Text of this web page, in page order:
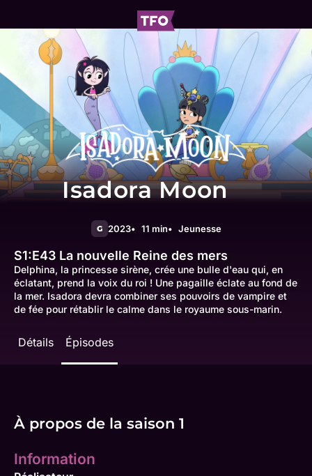
Isadora Moon
G 2023 11 min Jeunesse
S1:E43 La nouvelle Reine des mers
Delphina, la princesse sirène, crée une bulle d'eau qui, en
éclatant, prend la voix du roi ! Une pagaille éclate au fond de
la mer. Isadora devra combiner ses pouvoirs de vampire et
de fée pour rétablir le calme dans le royaume sous-marin.
Détails Épisodes
À propos de la saison 1
Information